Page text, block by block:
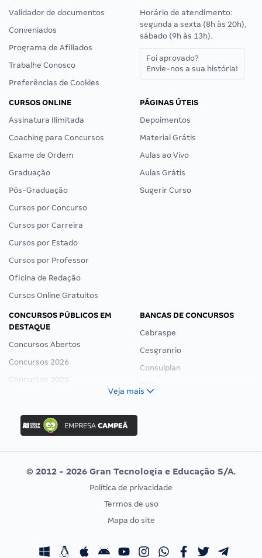
Validador de documentos
Conveniados
Programa de Afiliados
Trabalhe Conosco
Preferências de Cookies
Horário de atendimento:
segunda a sexta (8h às 20h),
sábado (9h às 13h).
Foi aprovado?
Envie-nos a sua história!
CURSOS ONLINE
Assinatura Ilimitada
Coaching para Concursos
Exame de Ordem
Graduação
Pós-Graduação
Cursos por Concurso
Cursos por Carreira
Cursos por Estado
Cursos por Professor
Oficina de Redação
Cursos Online Gratuitos
PÁGINAS ÚTEIS
Depoimentos
Material Grátis
Aulas ao Vivo
Aulas Grátis
Sugerir Curso
CONCURSOS PÚBLICOS EM
DESTAQUE
Concursos Abertos
Concursos 2026
Concursos 2025
Concurso Ibama
Concurso MPU
Editais publicados
BANCAS DE CONCURSOS
Cebraspe
Cesgranrio
Consulplan
Vunesp
CONCURSOS POR PROFISSÃO
Concursos Fiscais
EXAME DE ORDEM
Calendário OAB
Veja mais
© 2012 - 2026 Gran Tecnologia e Educação S/A.
Política de privacidade
Termos de uso
Mapa do site